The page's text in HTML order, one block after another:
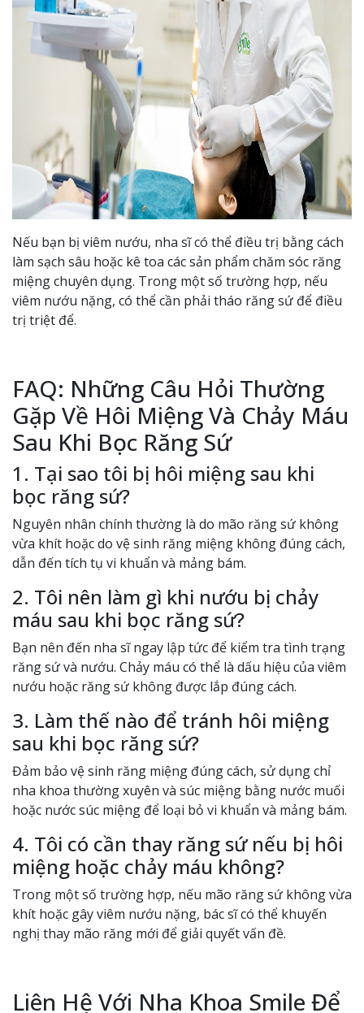
Nếu bạn bị viêm nướu, nha sĩ có thể điều trị bằng cách
làm sạch sâu hoặc kê toa các sản phẩm chăm sóc răng
miệng chuyên dụng. Trong một số trường hợp, nếu
viêm nướu nặng, có thể cần phải tháo răng sứ để điều
trị triệt để.
FAQ: Những Câu Hỏi Thường
Gặp Về Hôi Miệng Và Chảy Máu
Sau Khi Bọc Răng Sứ
1. Tại sao tôi bị hôi miệng sau khi
bọc răng sứ?
Nguyên nhân chính thường là do mão răng sứ không
vừa khít hoặc do vệ sinh răng miệng không đúng cách,
dẫn đến tích tụ vi khuẩn và mảng bám.
2. Tôi nên làm gì khi nướu bị chảy
máu sau khi bọc răng sứ?
Bạn nên đến nha sĩ ngay lập tức để kiểm tra tình trạng
răng sứ và nướu. Chảy máu có thể là dấu hiệu của viêm
nướu hoặc răng sứ không được lắp đúng cách.
3. Làm thế nào để tránh hôi miệng
sau khi bọc răng sứ?
Đảm bảo vệ sinh răng miệng đúng cách, sử dụng chỉ
nha khoa thường xuyên và súc miệng bằng nước muối
hoặc nước súc miệng để loại bỏ vi khuẩn và mảng bám.
4. Tôi có cần thay răng sứ nếu bị hôi
miệng hoặc chảy máu không?
Trong một số trường hợp, nếu mão răng sứ không vừa
khít hoặc gây viêm nướu nặng, bác sĩ có thể khuyến
nghị thay mão răng mới để giải quyết vấn đề.
Liên Hệ Với Nha Khoa Smile Để